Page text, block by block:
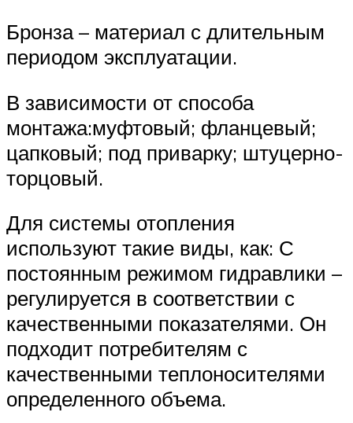
Бронза – материал с длительным
периодом эксплуатации.
В зависимости от способа
монтажа:муфтовый; фланцевый;
цапковый; под приварку; штуцерно-
торцовый.
Для системы отопления
используют такие виды, как: С
постоянным режимом гидравлики –
регулируется в соответствии с
качественными показателями. Он
подходит потребителям с
качественными теплоносителями
определенного объема.